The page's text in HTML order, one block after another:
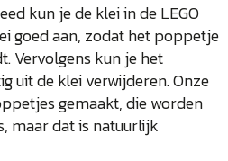
kun je de klei in de LEGO
goed aan, zodat het poppetje
Vervolgens kun je het
uit de klei verwijderen. Onze
gemaakt, die worden
maar dat is natuurlijk